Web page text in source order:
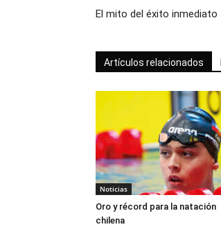
El mito del éxito inmediato
Artículos relacionados
Noticias
Oro y récord para la natación
chilena